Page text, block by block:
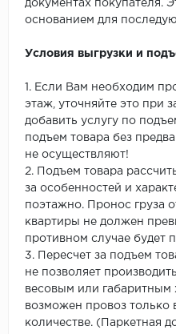
документах покупателя.
основанием для
Условия выгрузки и
1. Если Вам необходим
этаж, уточняйте это при
добавить услугу по
подъем товара без
не осуществляют!
2. Подъем товара
за особенностей и
поэтажно. Пронос груза
квартиры не должен
противном случае будет
3. Пересчет за подъем
не позволяет
весовым или габаритным
возможен провоз только
количестве. (Паркетная